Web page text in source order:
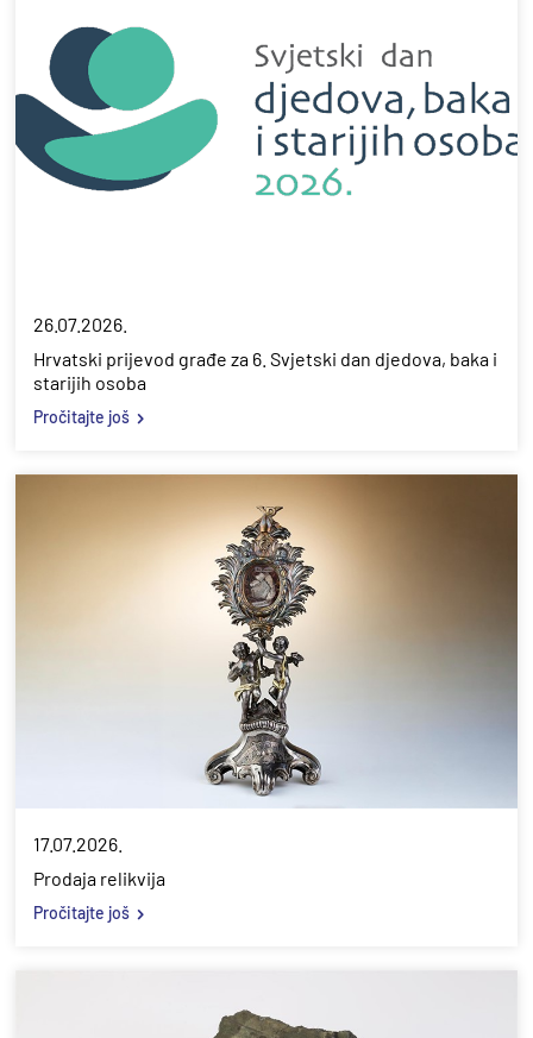
26.07.2026.
Hrvatski prijevod građe za 6. Svjetski dan djedova, baka i
starijih osoba
Pročitajte još
17.07.2026.
Prodaja relikvija
Pročitajte još